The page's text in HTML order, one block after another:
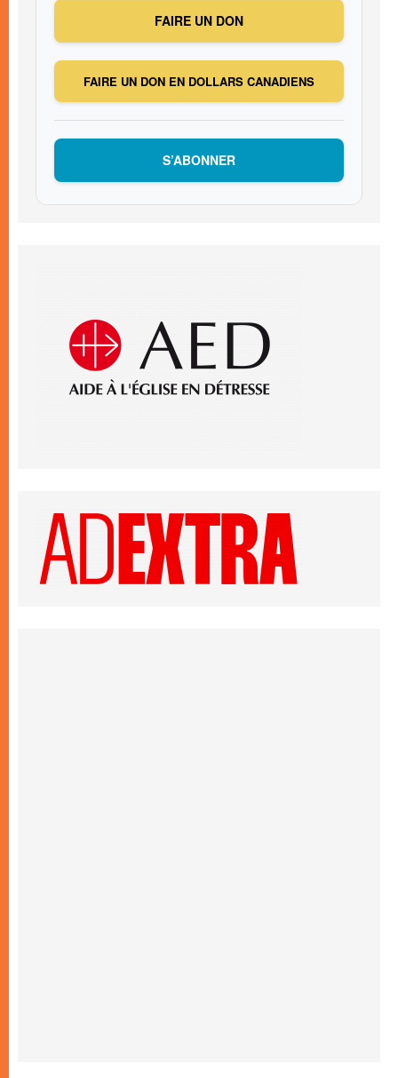
FAIRE UN DON
FAIRE UN DON EN DOLLARS CANADIENS
S’ABONNER